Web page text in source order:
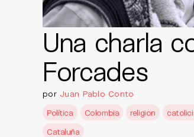
Una charla
Forcades
por Juan Pablo Conto
Política
Colombia religion
Cataluña